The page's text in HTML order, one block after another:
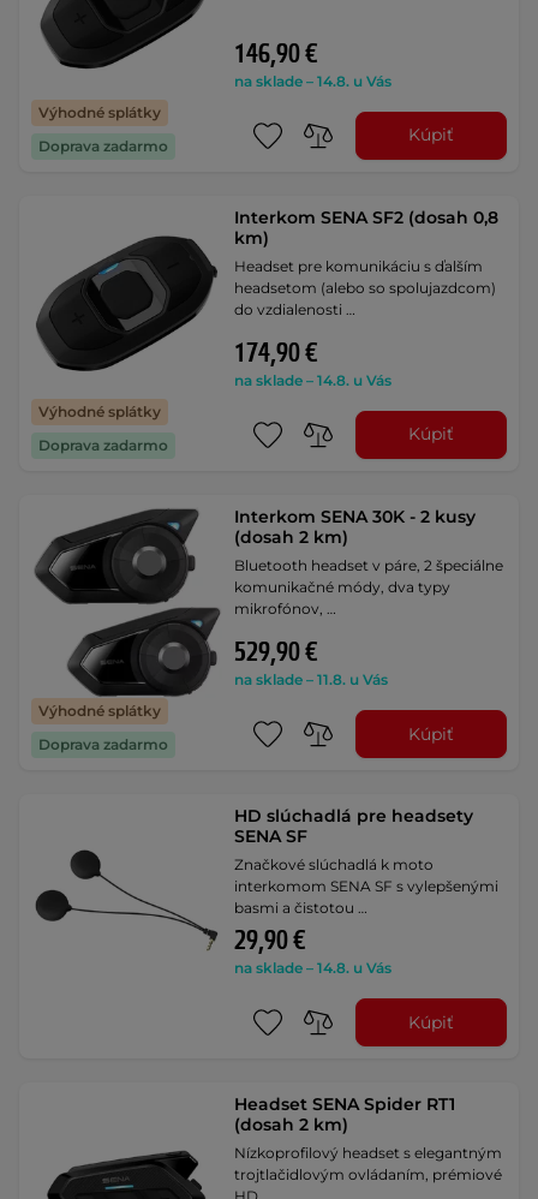
Výhodné splátky
Doprava zadarmo
146,90 €
na sklade – 14.8. u Vás
Kúpiť
Výhodné splátky
Doprava zadarmo
Interkom SENA SF2 (dosah 0,8
km)
Headset pre komunikáciu s ďalším
headsetom (alebo so spolujazdcom)
do vzdialenosti …
174,90 €
na sklade – 14.8. u Vás
Kúpiť
Výhodné splátky
Doprava zadarmo
Interkom SENA 30K - 2 kusy
(dosah 2 km)
Bluetooth headset v páre, 2 špeciálne
komunikačné módy, dva typy
mikrofónov, …
529,90 €
na sklade – 11.8. u Vás
Kúpiť
HD slúchadlá pre headsety
SENA SF
Značkové slúchadlá k moto
interkomom SENA SF s vylepšenými
basmi a čistotou …
29,90 €
na sklade – 14.8. u Vás
Kúpiť
Headset SENA Spider RT1
(dosah 2 km)
Nízkoprofilový headset s elegantným
trojtlačidlovým ovládaním, prémiové